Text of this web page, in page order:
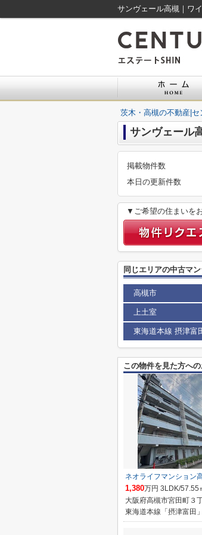
茨木・高槻の不動産|
サンヴェール
掲載物件数
本日の更新件数
▼ご希望の住まいを
同じエリアの中古マ
高槻市
上土室
東海道本線 摂津富
この物件を見た方へ
ネオライフマンション
1,380万円 3LDK/57.55
大阪府高槻市宮田町３
東海道本線「摂津富田